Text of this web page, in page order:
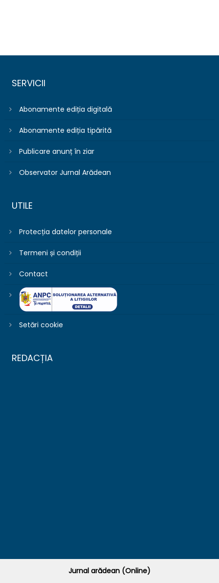
SERVICII
Abonamente ediția digitală
Abonamente ediția tipărită
Publicare anunț în ziar
Observator Jurnal Arădean
UTILE
Protecția datelor personale
Termeni și condiții
Contact
Setări cookie
REDACȚIA
Jurnal arădean (Online)